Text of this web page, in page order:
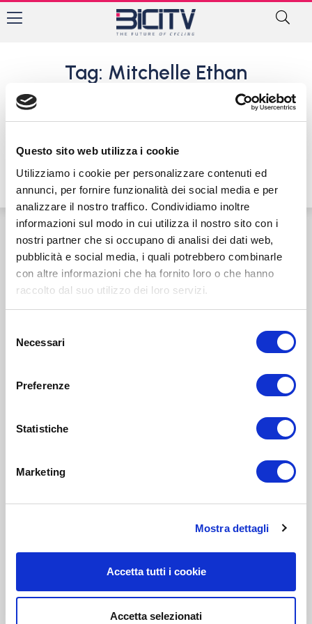
Questo sito web utilizza i cookie
Utilizziamo i cookie per personalizzare contenuti ed
annunci, per fornire funzionalità dei social media e per
analizzare il nostro traffico. Condividiamo inoltre
informazioni sul modo in cui utilizza il nostro sito con i
nostri partner che si occupano di analisi dei dati web,
pubblicità e social media, i quali potrebbero combinarle
con altre informazioni che ha fornito loro o che hanno
raccolto dal suo utilizzo dei loro servizi.
delNecessari
Preferenze
Statistiche
Marketing
Mostra dettagli
Accetta tutti i cookie
Accetta selezionati
Tag: Mitchelle Ethan
Mondiali Pista: Consonni
quarto nell’Omnium, azzurre
15 Aprile 2017